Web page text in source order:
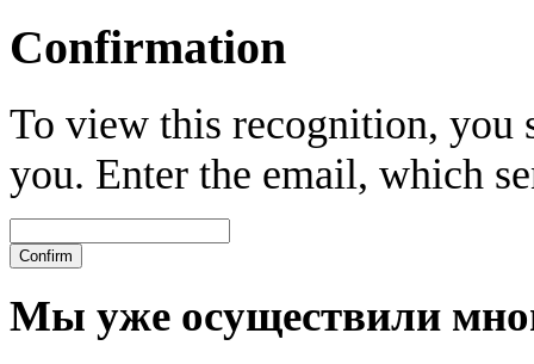
Confirmation
To view this recognition, you
you. Enter the email, which
Мы уже осуществили